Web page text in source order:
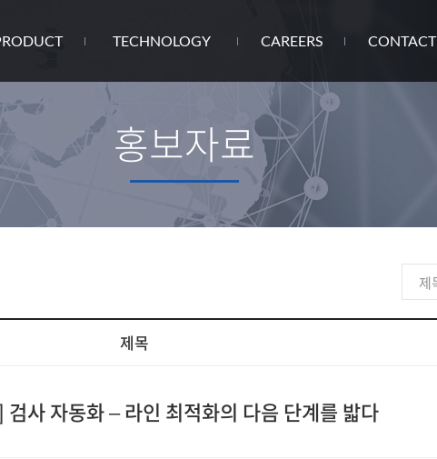
TECHNOLOGY CAREERS CONTACT
홍보자료
제목
사 자동화 – 라인 최적화의 다음 단계를 밟다